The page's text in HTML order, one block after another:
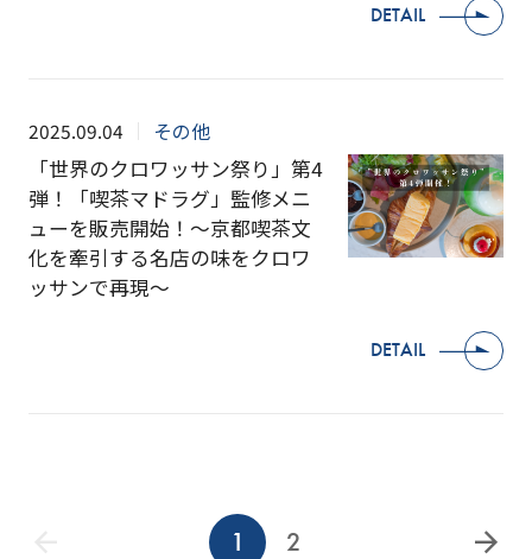
DETAIL
2025.09.04 その他
「世界のクロワッサン祭り」第4
弾！「喫茶マドラグ」監修メニ
ューを販売開始！～京都喫茶文
化を牽引する名店の味をクロワ
ッサンで再現～
DETAIL
1 2